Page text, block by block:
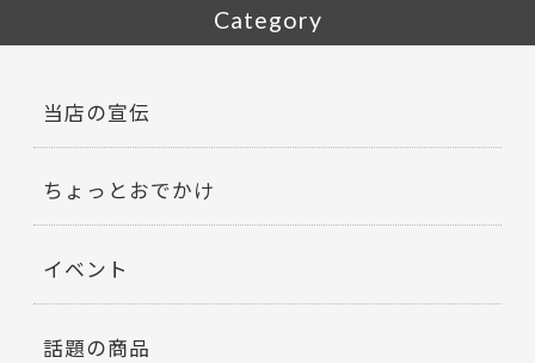
Category
当店の宣伝
ちょっとおでかけ
イベント
話題の商品